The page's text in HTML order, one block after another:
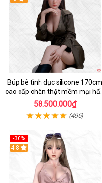
Búp bê tình dục silicone 170cm
cao cấp chân thật mềm mại hấp
dẫn
58.500.000₫
(495)
-30%
4.8